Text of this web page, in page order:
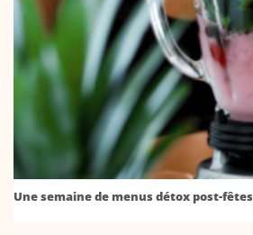
Une semaine de menus détox post-fêtes